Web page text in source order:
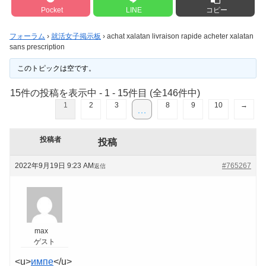
Pocket LINE コピー
フォーラム › 就活女子掲示板 › achat xalatan livraison rapide acheter xalatan
sans prescription
このトピックは空です。
15件の投稿を表示中 - 1 - 15件目 (全146件中)
1 2 3 … 8 9 10 →
投稿者 投稿
2022年9月19日 9:23 AM #765267
返信
max
ゲスト
<u>импе</u>